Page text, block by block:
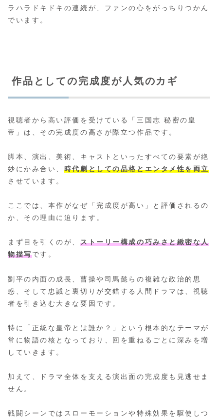
ラハラドキドキの連続が、ファンの心をがっちりつかん
でいます。
作品としての完成度が人気のカギ
視聴者から高い評価を受けている「三国志 秘密の皇
帝」は、その完成度の高さが際立つ作品です。
脚本、演出、美術、キャストといったすべての要素が絶
妙にかみ合い、 時代劇としての品格とエンタメ性を両立
させています。
ここでは、本作がなぜ「完成度が高い」と評価されるの
か、その理由に迫ります。
まず目を引くのが、ストーリー構成の巧みさと緻密な人
物描写です。
劉平の内面の成長、曹操や司馬懿らの複雑な政治的思
惑、そして忠誠と裏切りが交錯する人間ドラマは、視聴
者を引き込む大きな要因です。
特に「正統な皇帝とは誰か？」という根本的なテーマが
常に物語の核となっており、回を重ねるごとに深みを増
していきます。
加えて、ドラマ全体を支える演出面の完成度も見逃せま
せん。
戦闘シーンではスローモーションや特殊効果を駆使しつ